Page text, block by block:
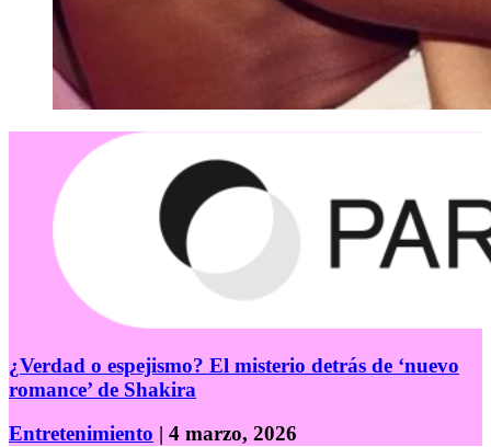
¿Verdad o espejismo? El misterio detrás de ‘nuevo
romance’ de Shakira
Entretenimiento | 4 marzo, 2026